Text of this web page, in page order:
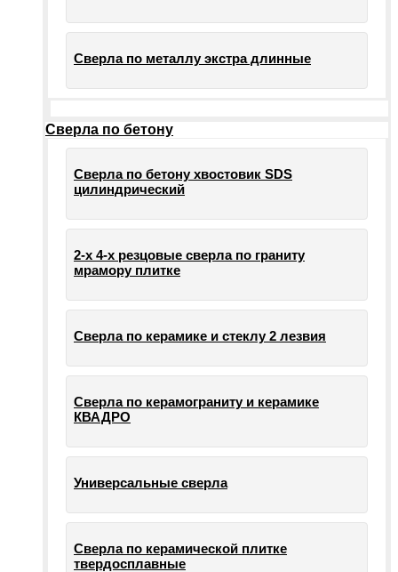
Сверла по металлу экстра длинные
Сверла по бетону
Сверла по бетону хвостовик SDS
цилиндрический
2-х 4-х резцовые сверла по граниту
мрамору плитке
Сверла по керамике и стеклу 2 лезвия
Сверла по керамограниту и керамике
КВАДРО
Универсальные сверла
Сверла по керамической плитке
твердосплавные